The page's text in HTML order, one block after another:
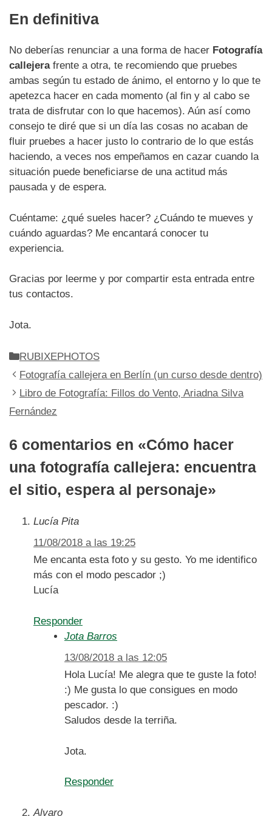
En definitiva
No deberías renunciar a una forma de hacer Fotografía
callejerafrente a otra, te recomiendo que pruebes
ambas según tu estado de ánimo, el entorno y lo que te
apetezca hacer en cada momento (al fin y al cabo se
trata de disfrutar con lo que hacemos). Aún así como
consejo te diré que si un día las cosas no acaban de
fluir pruebes a hacer justo lo contrario de lo que estás
haciendo, a veces nos empeñamos en cazar cuando la
situación puede beneficiarse de una actitud más
pausada y de espera.
Cuéntame: ¿qué sueles hacer? ¿Cuándo te mueves y
cuándo aguardas? Me encantará conocer tu
experiencia.
Gracias por leerme y por compartir esta entrada entre
tus contactos.
Jota.
Categorías
RUBIXEPHOTOS
Fotografía callejera en Berlín (un curso desde dentro)
Libro de Fotografía: Fillos do Vento, Ariadna Silva
Fernández
6 comentarios en «Cómo hacer
una fotografía callejera: encuentra
el sitio, espera al personaje»
Lucía Pita
11/08/2018 a las 19:25
Me encanta esta foto y su gesto. Yo me identifico
más con el modo pescador ;)
Lucía
Responder
Jota Barros
13/08/2018 a las 12:05
Hola Lucía! Me alegra que te guste la foto!
:) Me gusta lo que consigues en modo
pescador. :)
Saludos desde la terriña.
Jota.
Responder
Alvaro